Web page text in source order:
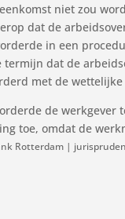
niet zou
dat de
in een
termijn dat de
met de
de werkgever
toe, omdat de
Rotterdam |